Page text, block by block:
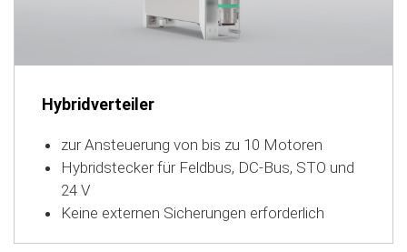
Hybridverteiler
zur Ansteuerung von bis zu 10 Motoren
Hybridstecker für Feldbus, DC-Bus, STO und
24 V
Keine externen Sicherungen erforderlich